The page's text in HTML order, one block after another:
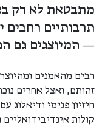
מתבטאת לא רק
תרבותיים רחבים
— המיוצגים גם
רבים מהאמנים
זהותם, ואצל אחרים
חיזיון פנימי ודיאלוג
קולות